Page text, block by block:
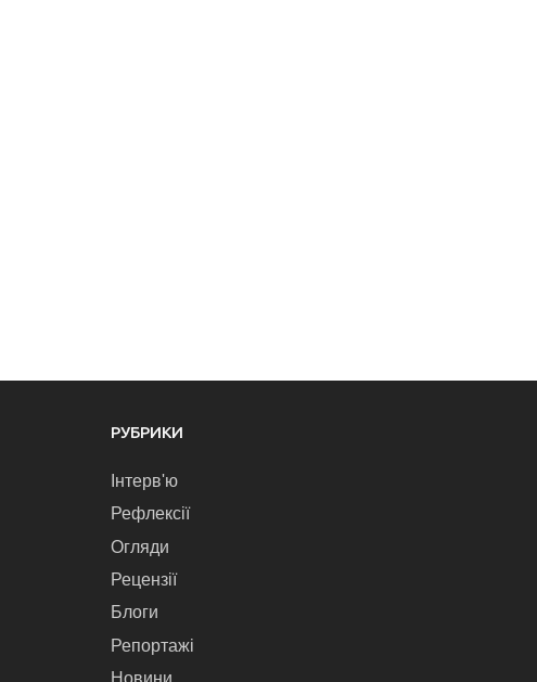
РУБРИКИ
Інтерв'ю
Рефлексії
Огляди
Рецензії
Блоги
Репортажі
Новини